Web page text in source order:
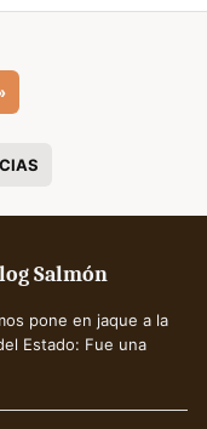
Salmón
pone en jaque a la
Estado: Fue una